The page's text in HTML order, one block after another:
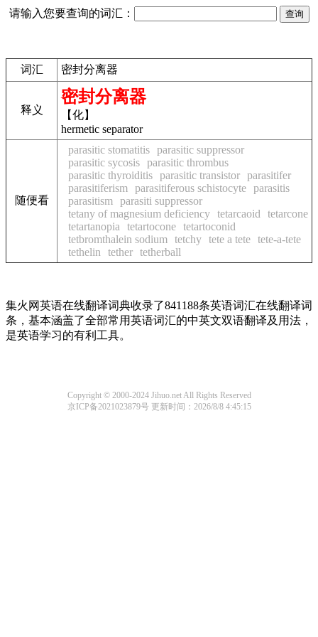
请输入您要查询的词汇：
词汇 密封分离器
释义
密封分离器
【化】
hermetic separator
随便看
parasitic stomatitis parasitic suppressor
parasitic sycosis parasitic thrombus
parasitic thyroiditis parasitic transistor parasitifer
parasitiferism
parasitiferous schistocyte parasitis
parasitism
parasiti suppressor
tetany of magnesium deficiency tetarcaoid
tetarcone
tetartanopia
tetartocone tetartoconid
tetbromthalein sodium
tetchy tete a tete tete-a-tete
tethelin
tether tetherball
集火网英语在线翻译词典收录了841188条英语词汇在线翻译词
条，基本涵盖了全部常用英语词汇的中英文双语翻译及用法，
是英语学习的有利工具。
Copyright © 2000-2024 Jihuo.net All Rights Reserved
京ICP备2021023879号更新时间：2026/8/8 4:45:15